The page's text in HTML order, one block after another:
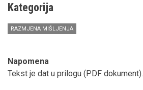
Kategorija
RAZMJENA MIŠLJENJA
Napomena
Tekst je dat u prilogu (PDF dokument).